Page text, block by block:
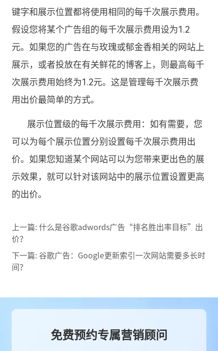
键字和展示位置都将使用相同的每千次展示费用。
假设您将某个广告组的每千次展示费用设为1.2
元。如果您的广告在与玫瑰或郁金香相关的网站上
展示，或者投放在有关鲜花的博客上，则最高每千
次展示费用始终为1.2元。这是管理每千次展示费
用出价最简单的方式。
展示位置级的每千次展示费用：如有需要，您
可以为每个展示位置分别设置每千次展示费用出
价。如果您知道某个网站可以为您带来更出色的展
示效果，就可以针对该网站中的展示位置设置更高
的出价。
上一篇: 什么是谷歌adwords广告“排名胜出率目标”出
价？
下一篇: 谷歌广告：Google更新索引一次网站需要多长时
间？
免费预约专属营销顾问